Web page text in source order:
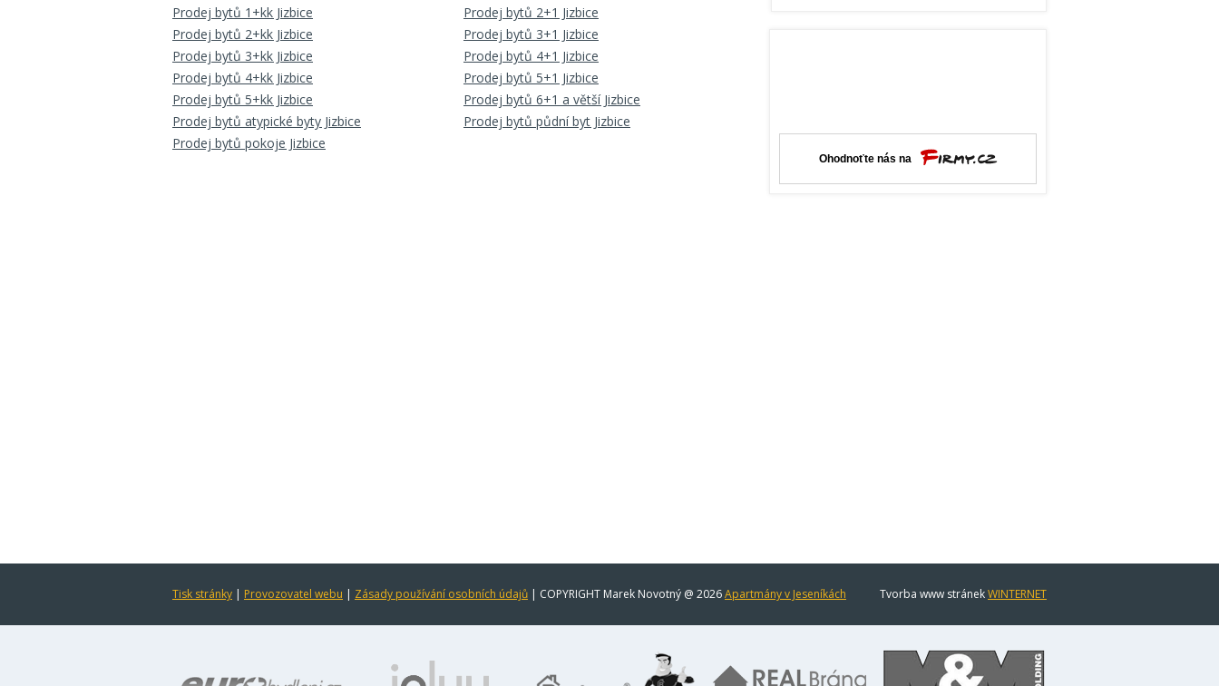
Prodej bytů 1+kk Jizbice
Prodej bytů 2+1 Jizbice
Prodej bytů 2+kk Jizbice
Prodej bytů 3+1 Jizbice
Prodej bytů 3+kk Jizbice
Prodej bytů 4+1 Jizbice
Prodej bytů 4+kk Jizbice
Prodej bytů 5+1 Jizbice
Prodej bytů 5+kk Jizbice
Prodej bytů 6+1 a větší Jizbice
Prodej bytů atypické byty Jizbice
Prodej bytů půdní byt Jizbice
Prodej bytů pokoje Jizbice
Tisk stránky | Provozovatel webu | Zásady používání osobních údajů | COPYRIGHT Marek Novotný @ 2026Apartmány v Jeseníkách Tvorba www stránekWINTERNET